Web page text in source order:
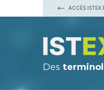
ACCÈS
Des